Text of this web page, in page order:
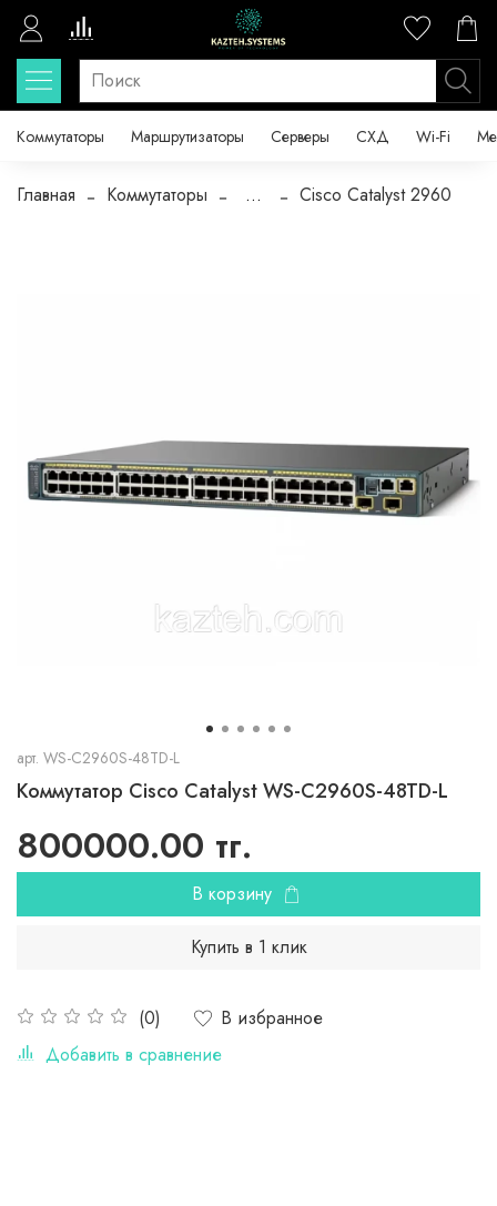
Коммутаторы Маршрутизаторы Серверы СХД Wi-Fi
Главная Коммутаторы ... Cisco Catalyst 2960
арт. WS-C2960S-48TD-L
Коммутатор Cisco Catalyst WS-C2960S-48TD-L
(0)
В избранное
Добавить в сравнение
800000.00 тг.
В корзину
Купить в 1 клик